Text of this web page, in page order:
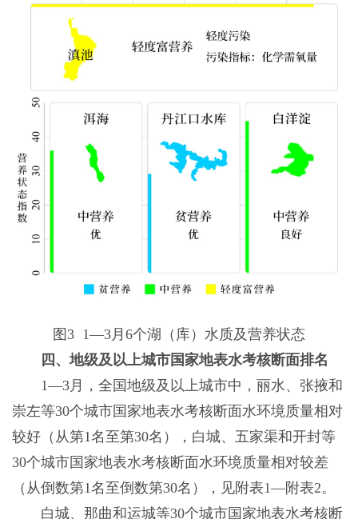
图3 1—3月6个湖（库）水质及营养状态
四、地级及以上城市国家地表水考核断面排名
1—3月，全国地级及以上城市中，丽水、张掖和
崇左等30个城市国家地表水考核断面水环境质量相对
较好（从第1名至第30名），白城、五家渠和开封等
30个城市国家地表水考核断面水环境质量相对较差
（从倒数第1名至倒数第30名），见附表1—附表2。
白城、那曲和运城等30个城市国家地表水考核断